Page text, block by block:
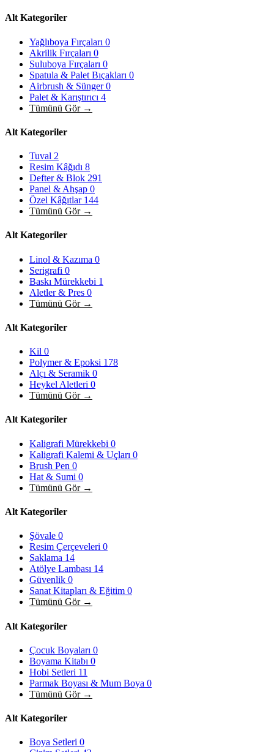
Alt Kategoriler
Yağlıboya Fırçaları 0
Akrilik Fırçaları 0
Suluboya Fırçaları 0
Spatula & Palet Bıçakları 0
Airbrush & Sünger0
Palet & Karıştırıcı 4
Tümünü Gör →
Alt Kategoriler
Tuval 2
Resim Kâğıdı 8
Defter & Blok 291
Panel & Ahşap 0
Özel Kâğıtlar 144
Tümünü Gör →
Alt Kategoriler
Linol & Kazıma 0
Serigrafi 0
Baskı Mürekkebi 1
Aletler & Pres 0
Tümünü Gör →
Alt Kategoriler
Kil 0
Polymer & Epoksi 178
Alçı & Seramik 0
Heykel Aletleri 0
Tümünü Gör →
Alt Kategoriler
Kaligrafi Mürekkebi 0
Kaligrafi Kalemi & Uçları 0
Brush Pen 0
Hat & Sumi 0
Tümünü Gör →
Alt Kategoriler
Şövale 0
Resim Çerçeveleri 0
Saklama 14
Atölye Lambası 14
Güvenlik 0
Sanat Kitapları & Eğitim 0
Tümünü Gör →
Alt Kategoriler
Çocuk Boyaları 0
Boyama Kitabı 0
Hobi Setleri 11
Parmak Boyası & Mum Boya 0
Tümünü Gör →
Alt Kategoriler
Boya Setleri 0